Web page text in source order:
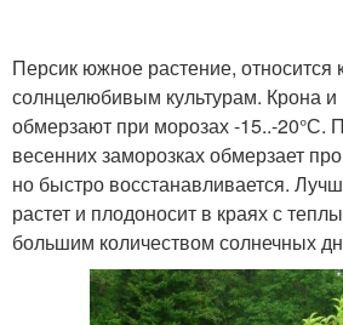
Персик южное растение, относится
солнцелюбивым культурам. Крона и
обмерзают при морозах -15..-20°С.
весенних заморозках обмерзает
но быстро восстанавливается.
растет и плодоносит в краях с
большим количеством солнечных